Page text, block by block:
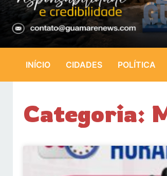
INÍCIO CIDADES POLÍTICA
Categoria: